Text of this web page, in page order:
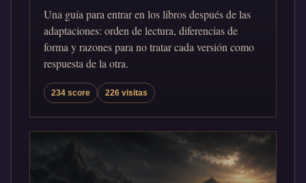
Una guía para entrar en los libros después de las
adaptaciones: orden de lectura, diferencias de
forma y razones para no tratar cada versión como
respuesta de la otra.
234 score 226 visitas